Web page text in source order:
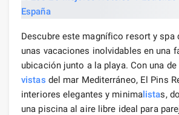
Descubre este magnífico resort y spa
unas vacaciones inolvidables en una
ubicación junto a la playa. Con una de
vistas del mar Mediterráneo, El Pins
interiores elegantes y minimalistas,
una piscina al aire libre ideal para